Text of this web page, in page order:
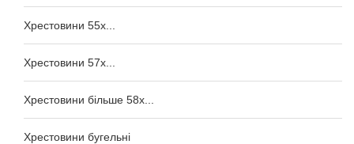
Хрестовини 55x...
Хрестовини 57x...
Хрестовини більше 58x...
Хрестовини бугельні